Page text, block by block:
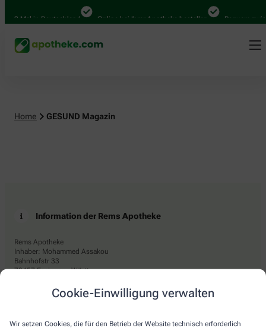
Cookie-Einwilligung verwalten
Wir setzen Cookies, die für den Betrieb der Website technisch erforderlich
Mal in Deutschland Online bei Ihrer Apotheke bestellen Bequem
Home GESUND Magazin
Information der Rems Apotheke
Rems Apotheke
Inhaber: Mohammed Assakou
Bahnhofstr 33
73457 Essingen , Württ
Sie haben Fragen?
Kontaktieren Sie uns direkt.